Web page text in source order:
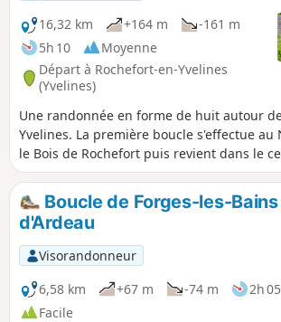
16,32 km
+164 m
-161 m
5h 10
Moyenne
Départ à Rochefort-en-Yvelines
(Yvelines)
Une randonnée en forme de huit autour
Yvelines. La première boucle s'effectue au
le Bois de Rochefort puis revient dans le
point de vue sur le cimetière et sur
de-l'Assomption. La deuxième boucle
par le Sud puis l'Est en rejoignant la
de retrouver provisoirement l'itinéraire de
partie. Le retour s'effectue à nouveau par le
Rochefort afin de retrouver le point départ
Luynes. Boucle idéale en mai avec du
de Belloy et la Butte de la Justice
Boucle de Forges-les-Bains
d'Ardeau
Visorandonneur
6,58 km
+67 m -74 m
2h 05
Facile